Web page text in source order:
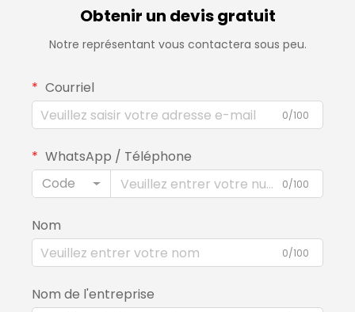
Obtenir un devis gratuit
Notre représentant vous contactera sous peu.
Courriel
0/100
WhatsApp / Téléphone
Code
0/100
Nom
0/100
Nom de l'entreprise